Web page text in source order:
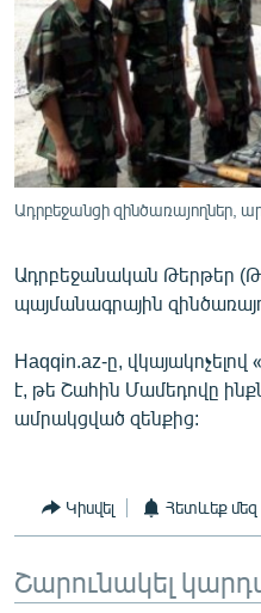
ՄԻՋԱԶԳԱՅԻՆ
ՄՇԱԿՈՒՅԹ
ՍՊՈՐՏ
ՄԵԿՆԱԲԱՆՈՒԹՅՈՒՆ
ՏՏ ԵՒ ԻՆՏԵՐՆԵՏ
ԱՐԽԻՎ
ՏԵՍԱՆՅՈՒԹԵՐ
ԲԱՆԱՎԵՃ
ՁԳՏԵԼՈՎ ԼԱՎԱԳՈՒՅՆԻՆ
Հայերեն
Русский
Ադրբեջանցի զինծառայողներ,
Ադրբեջանական Թերթեր
պայմանագրային
Haqqin.az-ը,
է, թե Շահին Մամեդովը
ամրակցված զենքից:
Կիսվել Հետևեք մեզ
Շարունակել